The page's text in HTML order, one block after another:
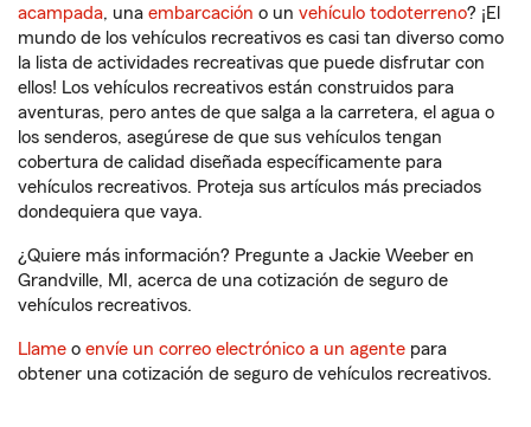
acampada, una embarcación o un vehículo todoterreno? ¡El
mundo de los vehículos recreativos es casi tan diverso como
la lista de actividades recreativas que puede disfrutar con
ellos! Los vehículos recreativos están construidos para
aventuras, pero antes de que salga a la carretera, el agua o
los senderos, asegúrese de que sus vehículos tengan
cobertura de calidad diseñada específicamente para
vehículos recreativos. Proteja sus artículos más preciados
dondequiera que vaya.
¿Quiere más información? Pregunte a Jackie Weeber en
Grandville, MI, acerca de una cotización de seguro de
vehículos recreativos.
Llame o envíe un correo electrónico a un agente para
obtener una cotización de seguro de vehículos recreativos.